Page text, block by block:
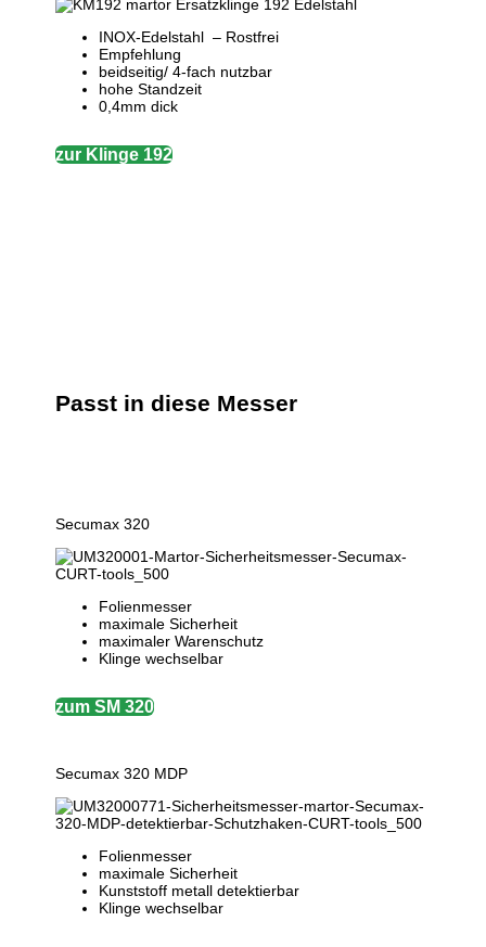
INOX-Edelstahl – Rostfrei
Empfehlung
beidseitig/ 4-fach nutzbar
hohe Standzeit
0,4mm dick
zur Klinge 192
Passt in diese Messer
Secumax 320
Folienmesser
maximale Sicherheit
maximaler Warenschutz
Klinge wechselbar
zum SM 320
Secumax 320 MDP
Folienmesser
maximale Sicherheit
Kunststoff metall detektierbar
Klinge wechselbar